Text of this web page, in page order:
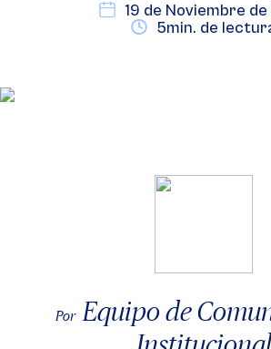
19 de Noviembre
5min. de
Por Equipo de